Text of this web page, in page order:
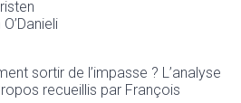
sortir de l’impasse ? L’analyse
recueillis par François